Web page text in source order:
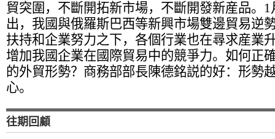
貿突圍，不斷開拓新市場，不斷開發新産品。
出，我國與俄羅斯巴西等新興市場雙邊貿易逆
扶持和企業努力之下，各個行業也在尋求産業
增加我國企業在國際貿易中的競爭力。如何正
的外貿形勢？商務部部長陳德銘説的好：形勢
心。
往期回顧